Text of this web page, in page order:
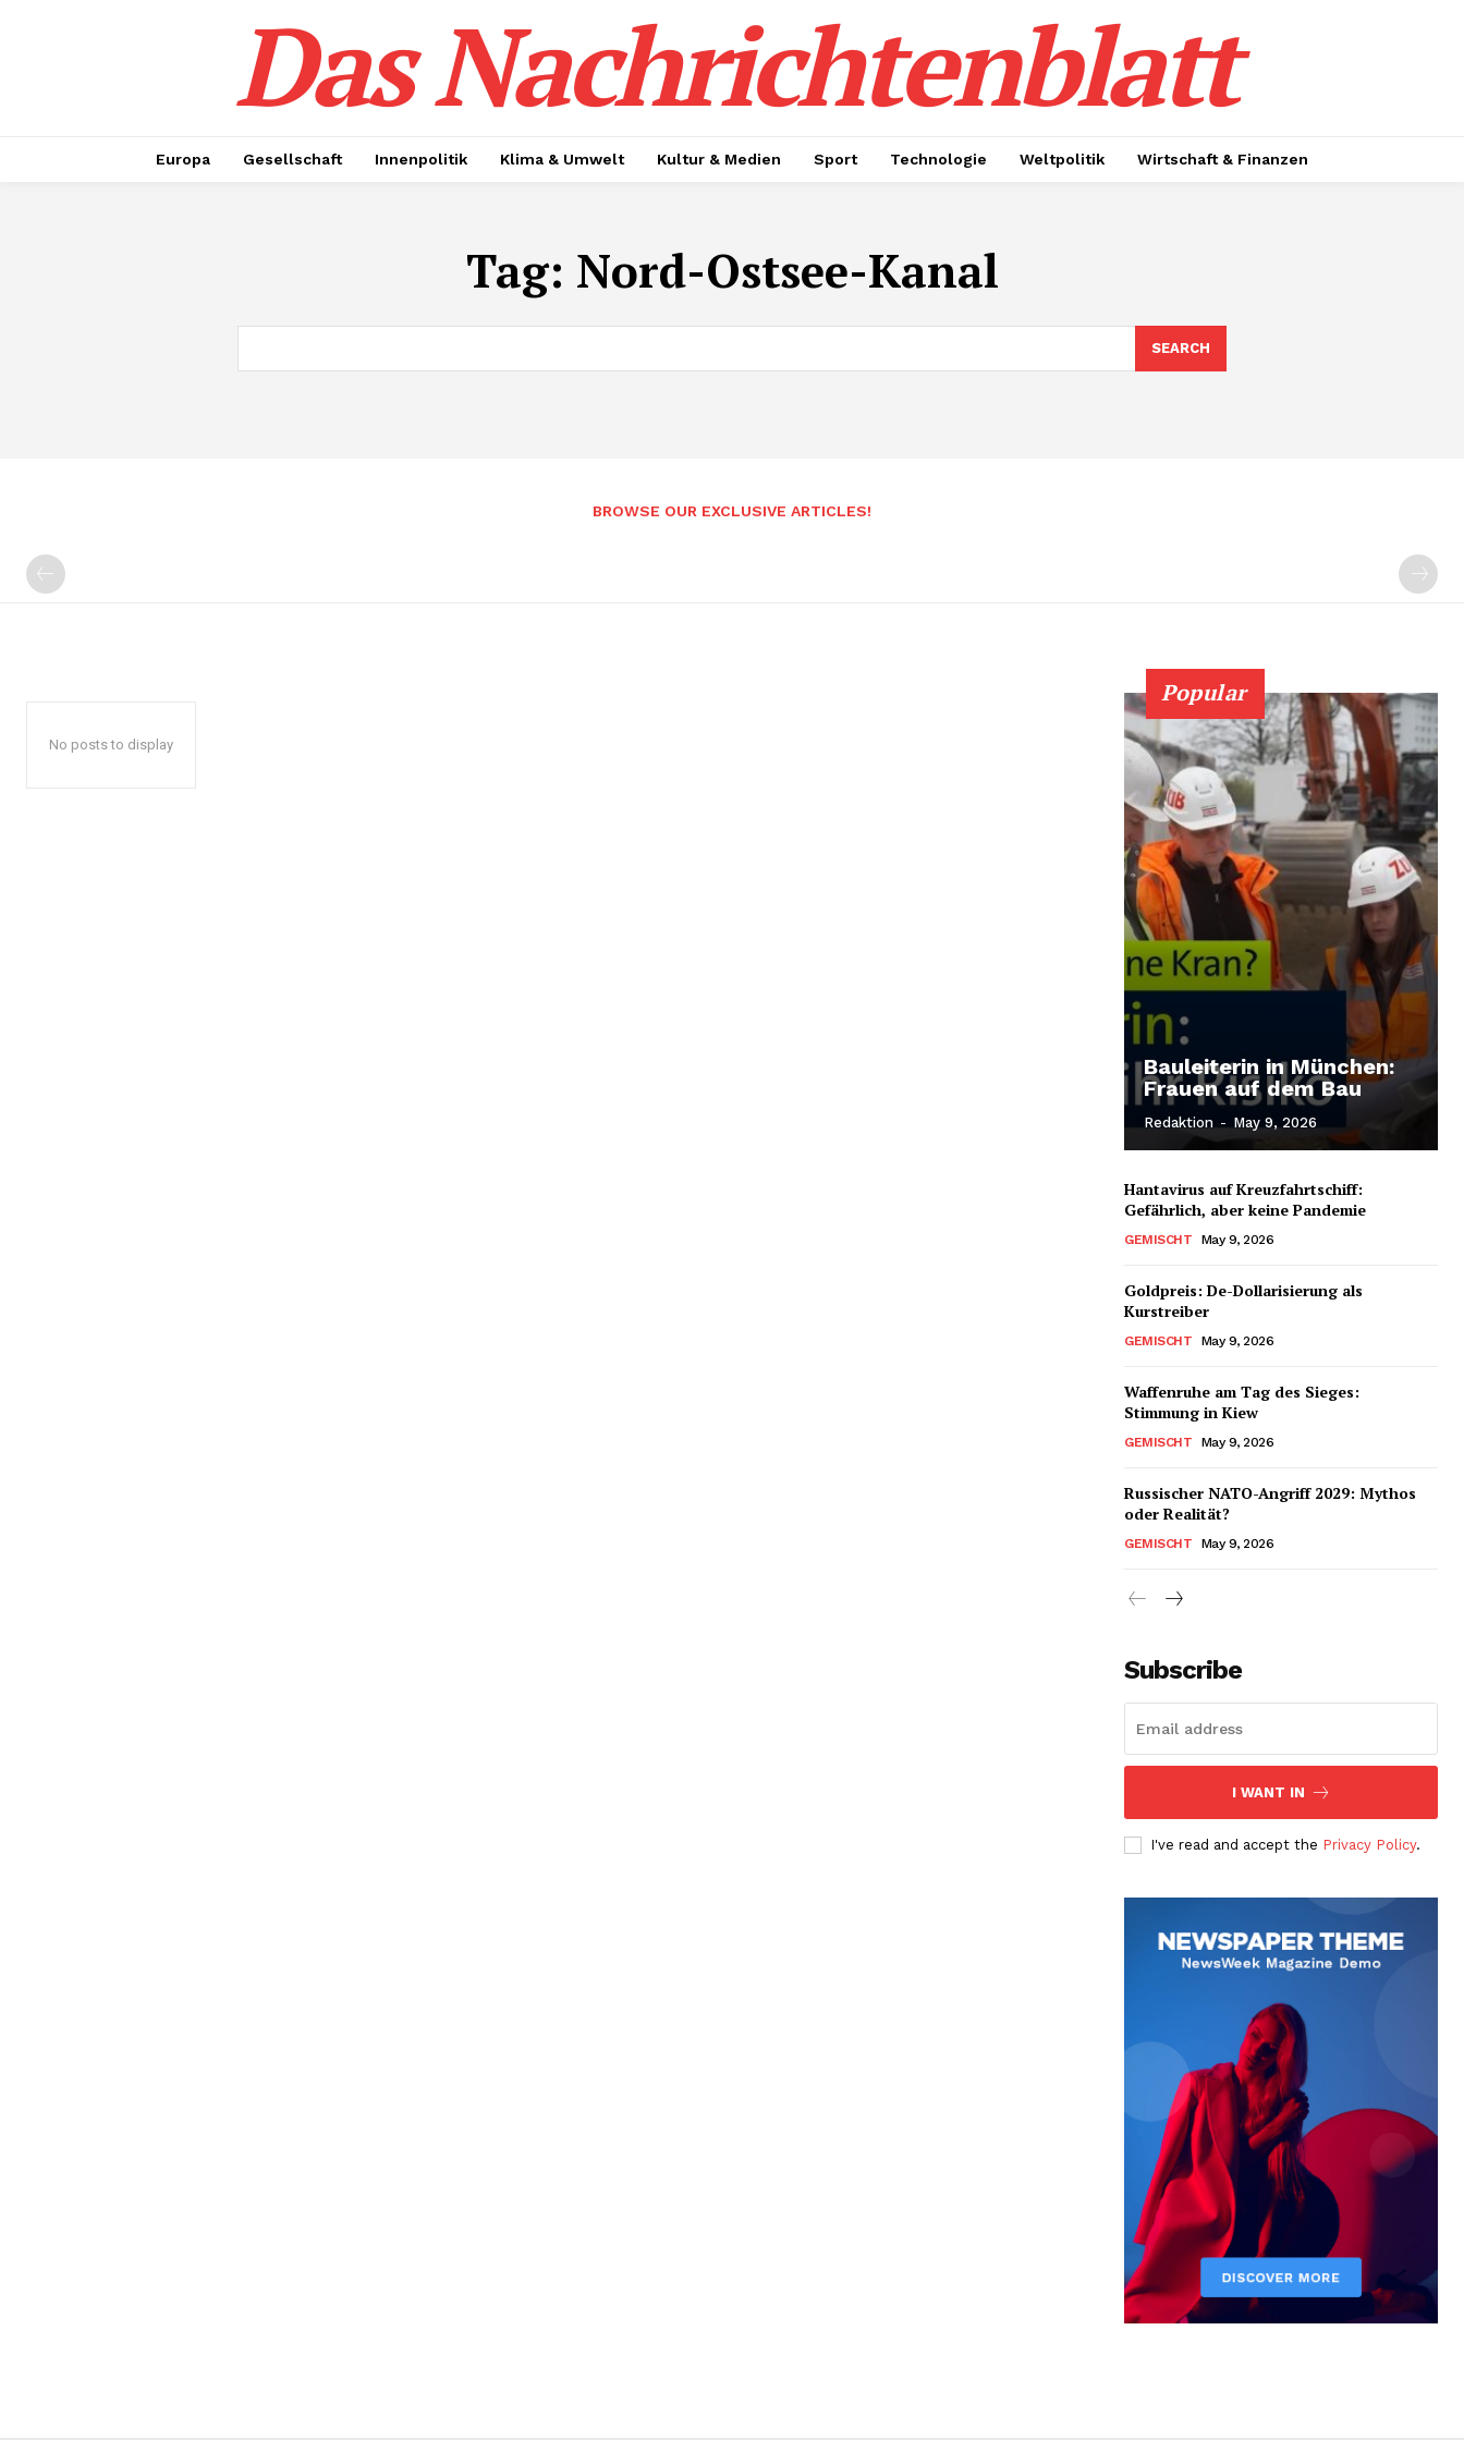
Das Nachrichtenblatt
Europa Gesellschaft Innenpolitik Klima & Umwelt Kultur & Medien Sport Technologie Weltpolitik Wirtschaft & Finanzen
Tag: Nord-Ostsee-Kanal
SEARCH
BROWSE OUR EXCLUSIVE ARTICLES!
No posts to display
Popular
Bauleiterin in München:
Frauen auf dem Bau
Redaktion - May 9, 2026
Hantavirus auf Kreuzfahrtschiff:
Gefährlich, aber keine Pandemie
GEMISCHT May 9, 2026
Goldpreis: De-Dollarisierung als
Kurstreiber
GEMISCHT May 9, 2026
Waffenruhe am Tag des Sieges:
Stimmung in Kiew
GEMISCHT May 9, 2026
Russischer NATO-Angriff 2029: Mythos
oder Realität?
GEMISCHT May 9, 2026
Subscribe
I WANT IN
I've read and accept the Privacy Policy.